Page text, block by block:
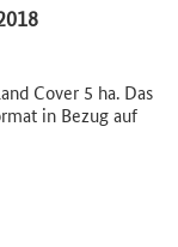
Cover 5 ha. Das
in Bezug auf